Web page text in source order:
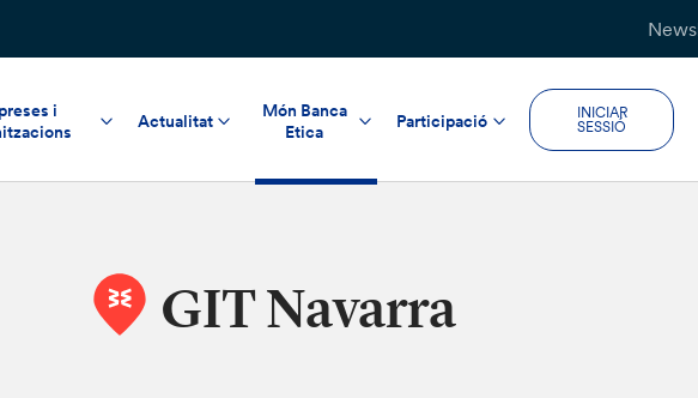
i
Actualitat
Món Banca
Etica
Participació
INICIAR
SESSIÓ
GIT Navarra